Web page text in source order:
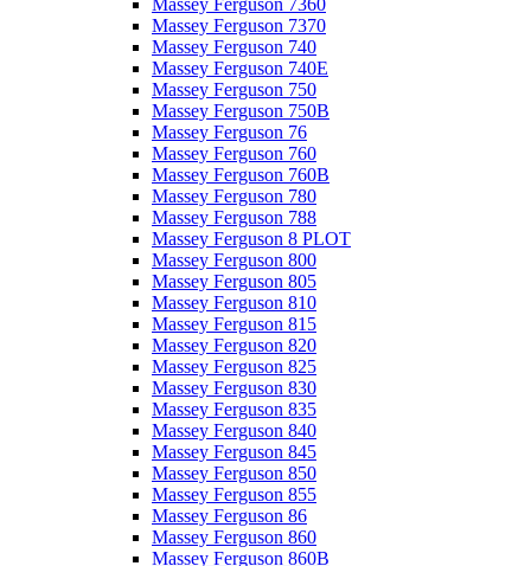
Massey Ferguson 7360
Massey Ferguson 7370
Massey Ferguson 740
Massey Ferguson 740E
Massey Ferguson 750
Massey Ferguson 750B
Massey Ferguson 76
Massey Ferguson 760
Massey Ferguson 760B
Massey Ferguson 780
Massey Ferguson 788
Massey Ferguson 8 PLOT
Massey Ferguson 800
Massey Ferguson 805
Massey Ferguson 810
Massey Ferguson 815
Massey Ferguson 820
Massey Ferguson 825
Massey Ferguson 830
Massey Ferguson 835
Massey Ferguson 840
Massey Ferguson 845
Massey Ferguson 850
Massey Ferguson 855
Massey Ferguson 86
Massey Ferguson 860
Massey Ferguson 860B